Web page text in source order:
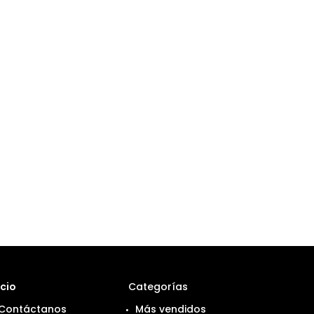
Categorías
Más vendidos